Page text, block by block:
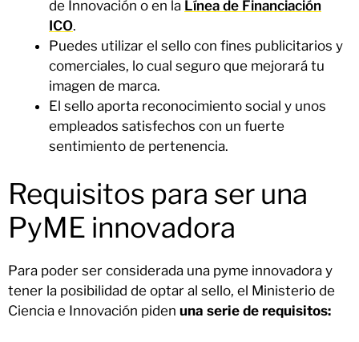
de Innovación o en la Línea de Financiación
ICO.
Puedes utilizar el sello con fines publicitarios y
comerciales, lo cual seguro que mejorará tu
imagen de marca.
El sello aporta reconocimiento social y unos
empleados satisfechos con un fuerte
sentimiento de pertenencia.
Requisitos para ser una
PyME innovadora
Para poder ser considerada una pyme innovadora y
tener la posibilidad de optar al sello, el Ministerio de
Ciencia e Innovación piden una serie de requisitos: